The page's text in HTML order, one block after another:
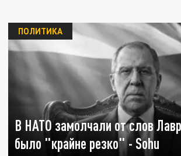
В НАТО замолчали от слов
было "крайне резко" - Sohu
ПОЛИТИКА